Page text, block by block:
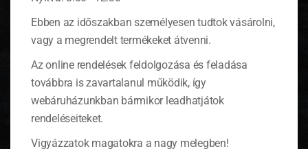
Ebben az időszakban személyesen tudtok vásárolni,
vagy a megrendelt termékeket átvenni.
Az online rendelések feldolgozása és feladása
továbbra is zavartalanul működik, így
webáruházunkban bármikor leadhatjátok
rendeléseiteket.
Vigyázzatok magatokra a nagy melegben!